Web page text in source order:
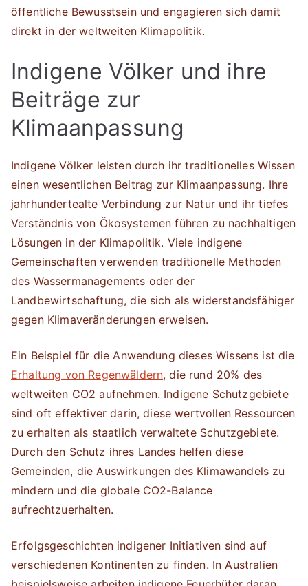
öffentliche Bewusstsein und engagieren sich damit
direkt in der weltweiten Klimapolitik.
Indigene Völker und ihre
Beiträge zur
Klimaanpassung
Indigene Völker leisten durch ihr traditionelles Wissen
einen wesentlichen Beitrag zur Klimaanpassung. Ihre
jahrhundertealte Verbindung zur Natur und ihr tiefes
Verständnis von Ökosystemen führen zu nachhaltigen
Lösungen in der Klimapolitik. Viele indigene
Gemeinschaften verwenden traditionelle Methoden
des Wassermanagements oder der
Landbewirtschaftung, die sich als widerstandsfähiger
gegen Klimaveränderungen erweisen.
Ein Beispiel für die Anwendung dieses Wissens ist die
Erhaltung von Regenwäldern, die rund 20% des
weltweiten CO2 aufnehmen. Indigene Schutzgebiete
sind oft effektiver darin, diese wertvollen Ressourcen
zu erhalten als staatlich verwaltete Schutzgebiete.
Durch den Schutz ihres Landes helfen diese
Gemeinden, die Auswirkungen des Klimawandels zu
mindern und die globale CO2-Balance
aufrechtzuerhalten.
Erfolgsgeschichten indigener Initiativen sind auf
verschiedenen Kontinenten zu finden. In Australien